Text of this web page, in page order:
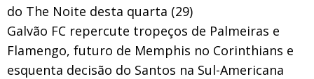
do The Noite desta quarta (29)
Galvão FC repercute tropeços de Palmeiras e
Flamengo, futuro de Memphis no Corinthians e
esquenta decisão do Santos na Sul-Americana